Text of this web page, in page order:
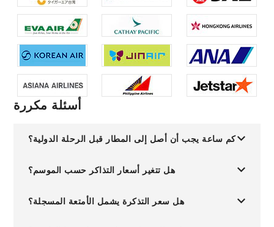
أسئلة مكررة
كم ساعة يجب أن أصل إلى المطار قبل الرحلة الدولية؟
هل تتغير أسعار التذاكر حسب الموسم؟
هل سعر التذكرة يشمل الأمتعة المسجلة؟